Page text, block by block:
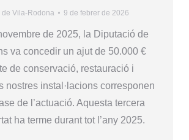
de Vila-Rodona 9 de febrer de 2026
de 2025, la Diputació de
va concedir un ajut de 50.000 €
de conservació, restauració i
nostres instal·lacions corresponen
de l’actuació. Aquesta tercera
ha terme durant tot l’any 2025.